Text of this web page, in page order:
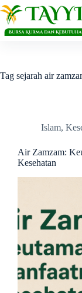
Skip
to
content
Tag sejarah air
Islam,
Air Zamzam:
Kesehatan